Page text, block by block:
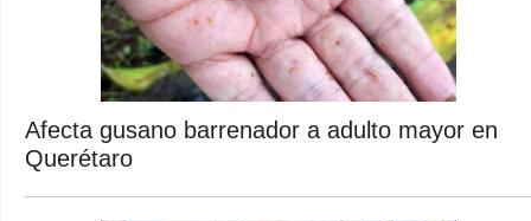
Afecta gusano barrenador a adulto mayor en
Querétaro